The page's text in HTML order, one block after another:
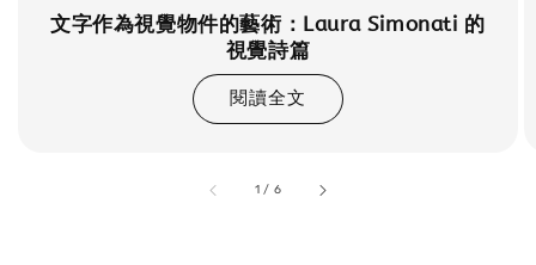
文字作為視覺物件的藝術：Laura Simonati 的
視覺詩篇
閱讀全文
1 / accessibility.of
6